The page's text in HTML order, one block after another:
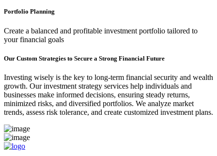
Portfolio Planning
Create a balanced and profitable investment portfolio tailored to
your financial goals
Our Custom Strategies to Secure a Strong Financial Future
Investing wisely is the key to long-term financial security and wealth
growth. Our investment strategy services help individuals and
businesses make informed decisions, ensuring steady returns,
minimized risks, and diversified portfolios. We analyze market
trends, assess risk tolerance, and create customized investment plans.